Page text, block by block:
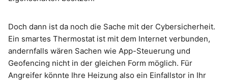
Doch dann ist da noch die Sache mit der Cybersicherheit.
Ein smartes Thermostat ist mit dem Internet verbunden,
andernfalls wären Sachen wie App-Steuerung und
Geofencing nicht in der gleichen Form möglich. Für
Angreifer könnte Ihre Heizung also ein Einfallstor in Ihr